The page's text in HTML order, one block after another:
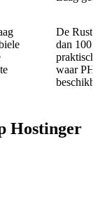
De Rust
dan 100
waar
Hostinger